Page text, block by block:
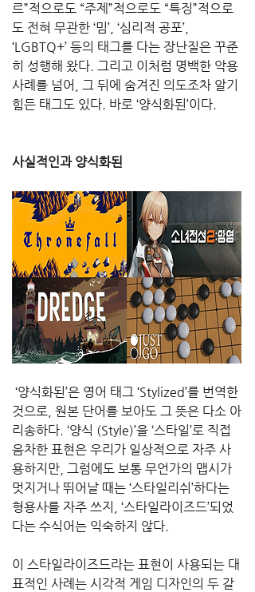
르”적으로도 “주제”적으로도 “특징”적으로
도 전혀 무관한 ‘밈’, ‘심리적 공포’,
‘LGBTQ+’ 등의 태그를 다는 장난질은 꾸준
히 성행해 왔다. 그리고 이처럼 명백한 악용
사례를 넘어, 그 뒤에 숨겨진 의도조차 알기
힘든 태그도 있다. 바로 ‘양식화된’이다.
사실적인과 양식화된
‘양식화된’은 영어 태그 ‘Stylized’를 번역한
것으로, 원본 단어를 보아도 그 뜻은 다소 아
리송하다. ‘양식 (Style)’을 ‘스타일’로 직접
음차한 표현은 우리가 일상적으로 자주 사
용하지만, 그럼에도 보통 무언가의 맵시가
멋지거나 뛰어날 때는 ‘스타일리쉬’하다는
형용사를 자주 쓰지, ‘스타일라이즈드’되었
다는 수식어는 익숙하지 않다.
이 스타일라이즈드라는 표현이 사용되는 대
표적인 사례는 시각적 게임 디자인의 두 갈